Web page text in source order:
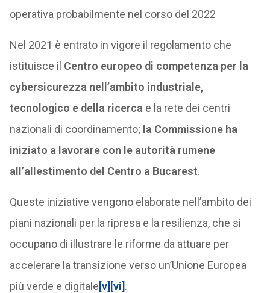
operativa probabilmente nel corso del 2022
Nel 2021 è entrato in vigore il regolamento che
istituisce il Centro europeo di competenza per la
cybersicurezza nell’ambito industriale,
tecnologico e della ricerca e la rete dei centri
nazionali di coordinamento; la Commissione ha
iniziato a lavorare con le autorità rumene
all’allestimento del Centro a Bucarest.
Queste iniziative vengono elaborate nell’ambito dei
piani nazionali per la ripresa e la resilienza, che si
occupano di illustrare le riforme da attuare per
accelerare la transizione verso un’Unione Europea
più verde e digitale[v] [vi].